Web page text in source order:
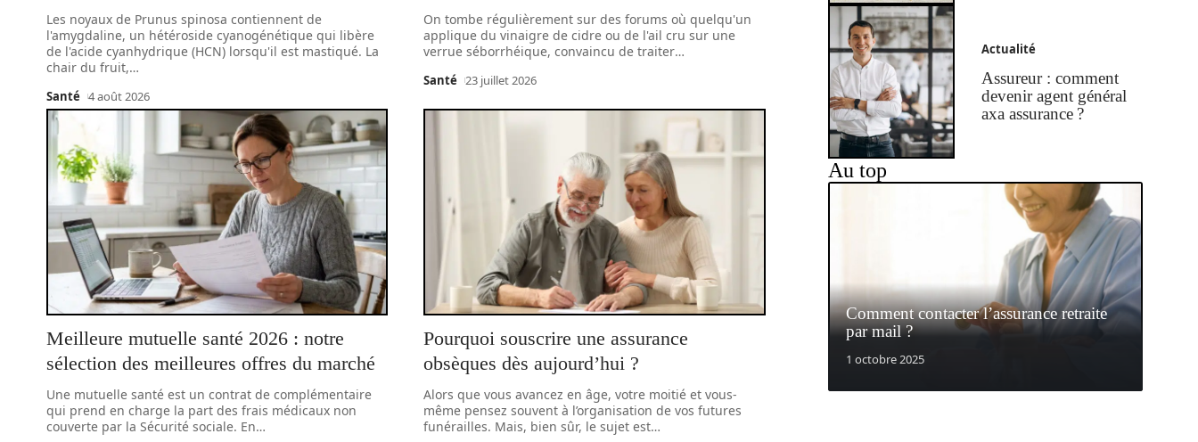
Les noyaux de Prunus spinosa contiennent de
l'amygdaline, un hétéroside cyanogénétique qui libère
de l'acide cyanhydrique (HCN) lorsqu'il est mastiqué. La
chair du fruit,…
Santé 4 août 2026
On tombe régulièrement sur des forums où quelqu'un
applique du vinaigre de cidre ou de l'ail cru sur une
verrue séborrhéique, convaincu de traiter…
Santé 23 juillet 2026
Meilleure mutuelle santé 2026 : notre
sélection des meilleures offres du marché
Une mutuelle santé est un contrat de complémentaire
qui prend en charge la part des frais médicaux non
couverte par la Sécurité sociale. En…
Pourquoi souscrire une assurance
obsèques dès aujourd’hui ?
Alors que vous avancez en âge, votre moitié et vous-
même pensez souvent à l’organisation de vos futures
funérailles. Mais, bien sûr, le sujet est…
Actualité
Assureur : comment
devenir agent général
axa assurance ?
Au top
Comment contacter l’assurance retraite
par mail ?
1 octobre 2025